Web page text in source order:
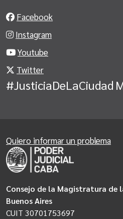
Facebook
Instagram
Youtube
Twitter
#JusticiaDeLaCiudad
Consejo de la Magistratura de
Buenos Aires
CUIT 30701753697
Quiero informar un problema